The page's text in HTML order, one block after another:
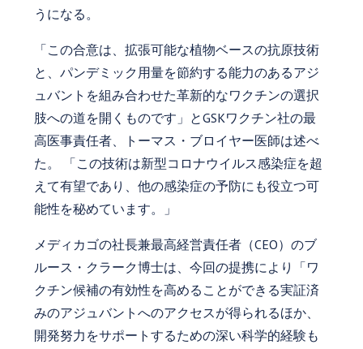
うになる。
「この合意は、拡張可能な植物ベースの抗原技術
と、パンデミック用量を節約する能力のあるアジ
ュバントを組み合わせた革新的なワクチンの選択
肢への道を開くものです」とGSKワクチン社の最
高医事責任者、トーマス・ブロイヤー医師は述べ
た。 「この技術は新型コロナウイルス感染症を超
えて有望であり、他の感染症の予防にも役立つ可
能性を秘めています。」
メディカゴの社長兼最高経営責任者（CEO）のブ
ルース・クラーク博士は、今回の提携により「ワ
クチン候補の有効性を高めることができる実証済
みのアジュバントへのアクセスが得られるほか、
開発努力をサポートするための深い科学的経験も